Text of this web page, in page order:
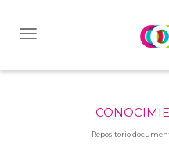
Repositorio